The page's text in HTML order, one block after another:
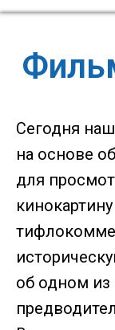
Сегодня
на основе
для
об одном